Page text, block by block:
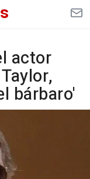
actor
bárbaro'